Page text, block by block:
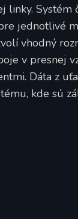
linky. Systém
jednotlivé
vhodný
v presnej
Dáta z
kde sú